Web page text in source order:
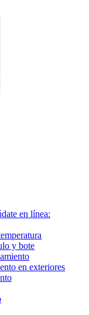
en línea:
y bote
en exteriores